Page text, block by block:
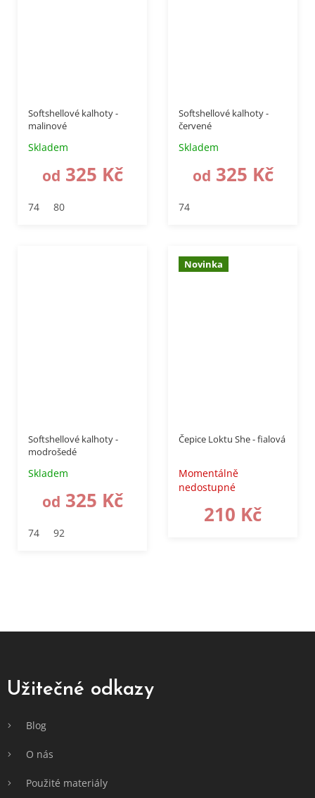
Softshellové kalhoty -
malinové
Skladem
od 325 Kč
74 80
Softshellové kalhoty -
červené
Skladem
od 325 Kč
74
Softshellové kalhoty -
modrošedé
Skladem
od 325 Kč
74 92
Novinka
Čepice Loktu She - fialová
Momentálně
nedostupné
210 Kč
Užitečné odkazy
Blog
O nás
Použité materiály